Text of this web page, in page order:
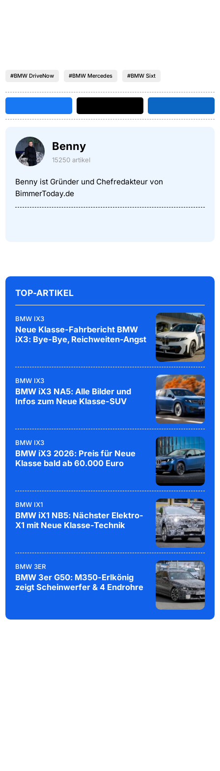
#BMW DriveNow #BMW Mercedes #BMW Sixt
Benny
15250 artikel
Benny ist Gründer und Chefredakteur von
BimmerToday.de
TOP-ARTIKEL
BMW IX3
Neue Klasse-Fahrbericht BMW
iX3: Bye-Bye, Reichweiten-Angst
BMW IX3
BMW iX3 NA5: Alle Bilder und
Infos zum Neue Klasse-SUV
BMW IX3
BMW iX3 2026: Preis für Neue
Klasse bald ab 60.000 Euro
BMW IX1
BMW iX1 NB5: Nächster Elektro-
X1 mit Neue Klasse-Technik
BMW 3ER
BMW 3er G50: M350-Erlkönig
zeigt Scheinwerfer & 4 Endrohre